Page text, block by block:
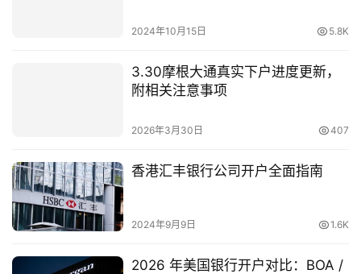
2024年10月15日 5.8K
3.30摩根大通真实下户进度更新，
附相关注意事项
2026年3月30日 407
香港汇丰银行公司开户全面指南
2024年9月9日 1.6K
2026 年美国银行开户对比：BOA /